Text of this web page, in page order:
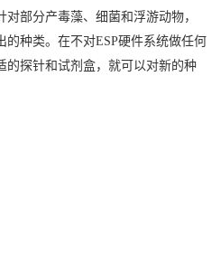
对部分产毒藻、细菌和浮游动物，
的种类。在不对ESP硬件系统做任何
的探针和试剂盒，就可以对新的种